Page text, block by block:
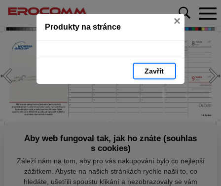
Produkty na stránce ×
Zavřít
Aby web fungoval tak, jak ho znáte (souhlas
s cookies)
Záleží nám na tom, aby pro vás nakupování bylo co nejlepší
zážitkem. Abyste na našich stránkách rychle našli to, co
hledáte, ušetřili spoustu klikání a nezobrazovaly se vám